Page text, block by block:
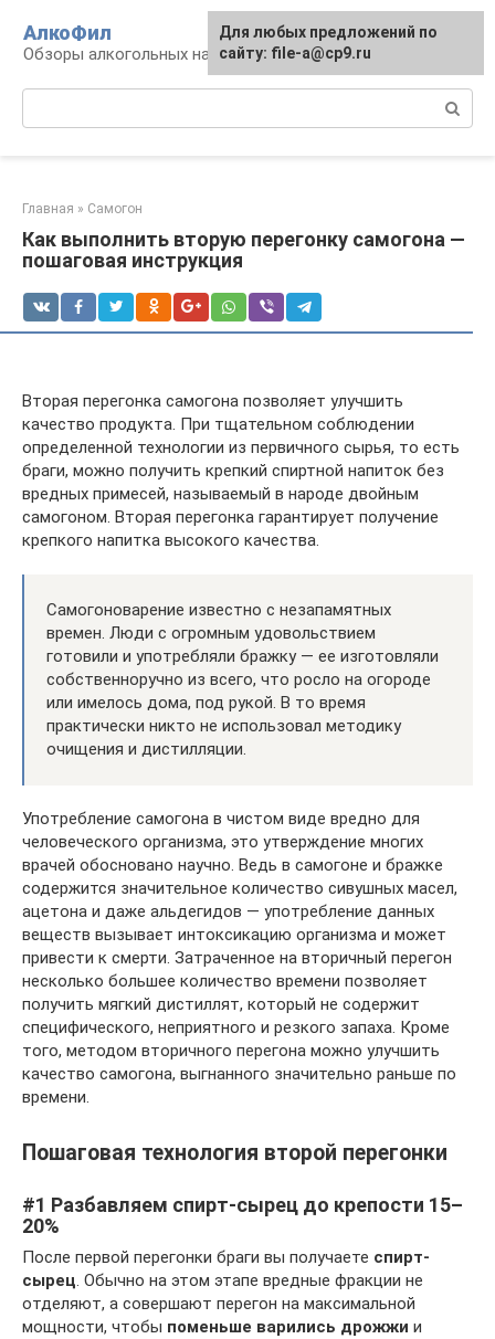
контенту
АлкоФил
Обзоры алкогольных напитков
Главная » Самогон
Как выполнить вторую перегонку самогона —
пошаговая инструкция
Вторая перегонка самогона позволяет улучшить
качество продукта. При тщательном соблюдении
определенной технологии из первичного сырья, то есть
браги, можно получить крепкий спиртной напиток без
вредных примесей, называемый в народе двойным
самогоном. Вторая перегонка гарантирует получение
крепкого напитка высокого качества.
Самогоноварение известно с незапамятных
времен. Люди с огромным удовольствием
готовили и употребляли бражку — ее изготовляли
собственноручно из всего, что росло на огороде
или имелось дома, под рукой. В то время
практически никто не использовал методику
очищения и дистилляции.
Употребление самогона в чистом виде вредно для
человеческого организма, это утверждение многих
врачей обосновано научно. Ведь в самогоне и бражке
содержится значительное количество сивушных масел,
ацетона и даже альдегидов — употребление данных
веществ вызывает интоксикацию организма и может
привести к смерти. Затраченное на вторичный перегон
несколько большее количество времени позволяет
получить мягкий дистиллят, который не содержит
специфического, неприятного и резкого запаха. Кроме
того, методом вторичного перегона можно улучшить
качество самогона, выгнанного значительно раньше по
времени.
Пошаговая технология второй перегонки
#1 Разбавляем спирт-сырец до крепости 15–
20%
После первой перегонки браги вы получаете спирт-
сырец. Обычно на этом этапе вредные фракции не
отделяют, а совершают перегон на максимальной
мощности, чтобы поменьше варились дрожжи и
Для любых предложений по
сайту: file-a@cp9.ru